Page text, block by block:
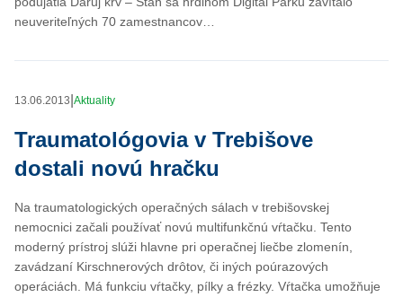
neuveriteľných 70 zamestnancov…
13.06.2013 Aktuality
Traumatológovia v Trebišove
dostali novú hračku
Na traumatologických operačných sálach v trebišovskej
nemocnici začali používať novú multifunkčnú vŕtačku. Tento
moderný prístroj slúži hlavne pri operačnej liečbe zlomenín,
zavádzaní Kirschnerových drôtov, či iných poúrazových
operáciách. Má funkciu vŕtačky, pílky a frézky. Vŕtačka umožňuje